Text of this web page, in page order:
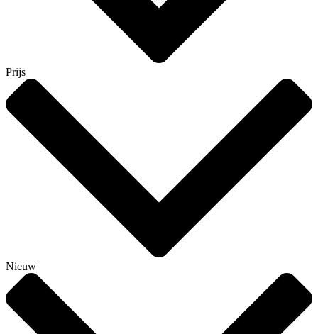
Prijs
Nieuw